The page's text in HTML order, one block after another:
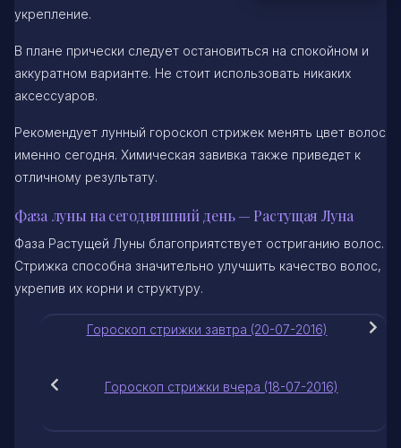
укрепление.
В плане прически следует остановиться на спокойном и
аккуратном варианте. Не стоит использовать никаких
аксессуаров.
Рекомендует лунный гороскоп стрижек менять цвет волос
именно сегодня. Химическая завивка также приведет к
отличному результату.
Фаза луны на сегодняшний день — Растущая Луна
Фаза Растущей Луны благоприятствует остриганию волос.
Стрижка способна значительно улучшить качество волос,
укрепив их корни и структуру.
Гороскоп стрижки завтра (20-07-2016)
Гороскоп стрижки вчера (18-07-2016)